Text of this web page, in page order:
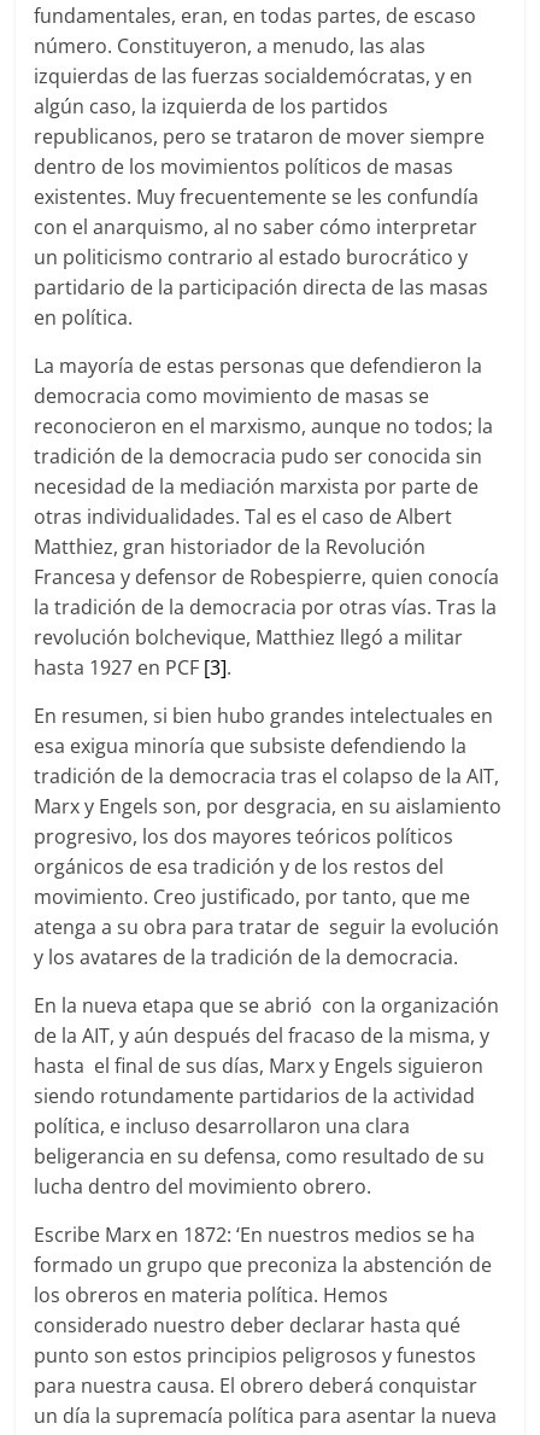
fundamentales, eran, en todas partes, de escaso
número. Constituyeron, a menudo, las alas
izquierdas de las fuerzas socialdemócratas, y en
algún caso, la izquierda de los partidos
republicanos, pero se trataron de mover siempre
dentro de los movimientos políticos de masas
existentes. Muy frecuentemente se les confundía
con el anarquismo, al no saber cómo interpretar
un politicismo contrario al estado burocrático y
partidario de la participación directa de las masas
en política.
La mayoría de estas personas que defendieron la
democracia como movimiento de masas se
reconocieron en el marxismo, aunque no todos; la
tradición de la democracia pudo ser conocida sin
necesidad de la mediación marxista por parte de
otras individualidades. Tal es el caso de Albert
Matthiez, gran historiador de la Revolución
Francesa y defensor de Robespierre, quien conocía
la tradición de la democracia por otras vías. Tras la
revolución bolchevique, Matthiez llegó a militar
hasta 1927 en PCF [3].
En resumen, si bien hubo grandes intelectuales en
esa exigua minoría que subsiste defendiendo la
tradición de la democracia tras el colapso de la AIT,
Marx y Engels son, por desgracia, en su aislamiento
progresivo, los dos mayores teóricos políticos
orgánicos de esa tradición y de los restos del
movimiento. Creo justificado, por tanto, que me
atenga a su obra para tratar de seguir la evolución
y los avatares de la tradición de la democracia.
En la nueva etapa que se abrió con la organización
de la AIT, y aún después del fracaso de la misma, y
hasta el final de sus días, Marx y Engels siguieron
siendo rotundamente partidarios de la actividad
política, e incluso desarrollaron una clara
beligerancia en su defensa, como resultado de su
lucha dentro del movimiento obrero.
Escribe Marx en 1872: ‘En nuestros medios se ha
formado un grupo que preconiza la abstención de
los obreros en materia política. Hemos
considerado nuestro deber declarar hasta qué
punto son estos principios peligrosos y funestos
para nuestra causa. El obrero deberá conquistar
un día la supremacía política para asentar la nueva